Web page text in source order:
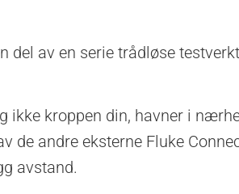
av en serie trådløse
ikke kroppen din, havner i
de andre eksterne Fluke
avstand.